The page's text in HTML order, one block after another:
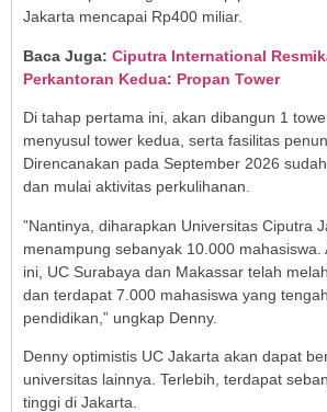
Jakarta mencapai Rp400 miliar.
Baca Juga: Ciputra International
Perkantoran Kedua: Propan Tower
Di tahap pertama ini, akan dibangun 1
menyusul tower kedua, serta fasilitas
Direncanakan pada September 2026
dan mulai aktivitas perkulihanan.
”Nantinya, diharapkan Universitas Ciputra
menampung sebanyak 10.000 mahasiswa.
ini, UC Surabaya dan Makassar telah
dan terdapat 7.000 mahasiswa yang
pendidikan,” ungkap Denny.
Denny optimistis UC Jakarta akan dapat
universitas lainnya. Terlebih, terdapat
tinggi di Jakarta.